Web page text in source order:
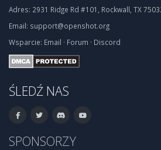
Adres: 2931 Ridge Rd #101, Rockwall, TX
Email: support@openshot.org
Wsparcie: Email · Forum · Discord
ŚLEDŹ NAS
SPONSORZY